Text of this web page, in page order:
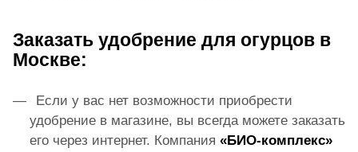
Заказать удобрение для огурцов в
Москве:
Если у вас нет возможности приобрести
удобрение в магазине, вы всегда можете заказать
его через интернет. Компания «БИО-комплекс»